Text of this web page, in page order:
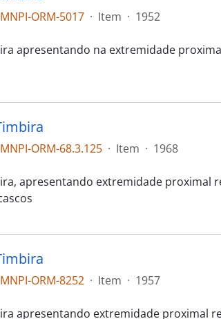
ORM-5017 · Item · 1952
apresentando na extremidade
ORM-68.3.125 · Item · 1968
apresentando extremidade proximal
ORM-8252 · Item · 1957
apresentando extremidade proximal